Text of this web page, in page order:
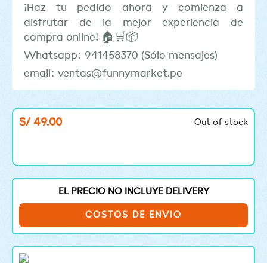
¡Haz tu pedido ahora y comienza a
disfrutar de la mejor experiencia de
compra online! 🏠🛒📦
Whatsapp: 941458370 (Sólo mensajes)
email: ventas@funnymarket.pe
S/ 49.00 Out of stock
EL PRECIO NO INCLUYE DELIVERY
COSTOS DE ENVIO